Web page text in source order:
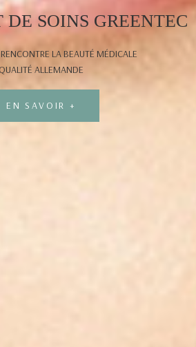
DE SOINS GREENTEC
LA BEAUTÉ MÉDICALE
QUALITÉ ALLEMANDE
EN SAVOIR +